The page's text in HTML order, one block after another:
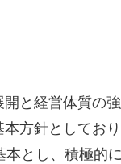
と経営体質の
方針としてお
とし、積極的